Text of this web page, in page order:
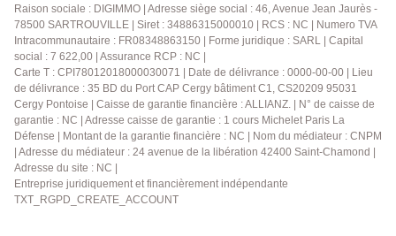
surveillance (1 louée avec l'appartement et la
seconde louée à part) - Studio fonctionnel et bien
agencé - Bien vendu loué, idéal investisseur À
proximité des commerces, transports et des
commodités. À visiter sans tarder ! Contactez-nous
dès maintenant au 01.39.13.12.21 pour organiser une
visite ou pour obtenir plus d'informations !
Raison sociale : DIGIMMO | Adresse siège social : 46, Avenue Jean Jaurès -
78500 SARTROUVILLE | Siret : 34886315000010 | RCS : NC | Numero TVA
Intracommunautaire : FR08348863150 | Forme juridique : SARL | Capital
social : 7 622,00 | Assurance RCP : NC |
Carte T : CPI78012018000030071 | Date de délivrance : 0000-00-00 | Lieu
de délivrance : 35 BD du Port CAP Cergy bâtiment C1, CS20209 95031
Cergy Pontoise | Caisse de garantie financière : ALLIANZ. | N° de caisse de
garantie : NC | Adresse caisse de garantie : 1 cours Michelet Paris La
Défense | Montant de la garantie financière : NC | Nom du médiateur : CNPM
| Adresse du médiateur : 24 avenue de la libération 42400 Saint-Chamond |
Adresse du site : NC |
Entreprise juridiquement et financièrement indépendante
TXT_RGPD_CREATE_ACCOUNT